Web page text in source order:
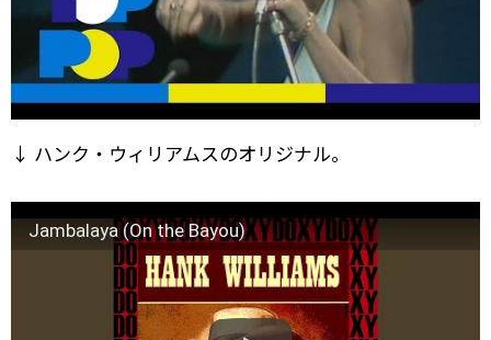
↓ ハンク・ウィリアムスのオリジナル。
Jambalaya (On the Bayou)